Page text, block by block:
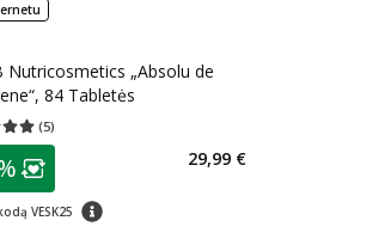
Nutricosmetics „Absolu de
84 Tabletės
(5)
įvertinimas 5.00
Lojalumo klubo narių nuolaida
VESK25 patarimas
29,99 €